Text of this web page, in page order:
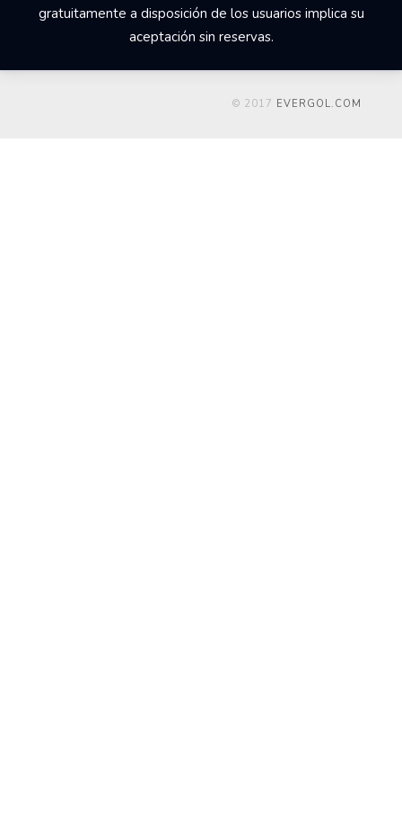
gratuitamente a disposición de los usuarios implica su
aceptación sin reservas.
© 2017 EVERGOL.COM